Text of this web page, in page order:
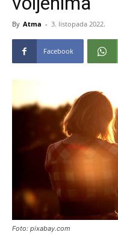
By Atma - 3. listopada 2022.
Facebook
Foto: pixabay.com